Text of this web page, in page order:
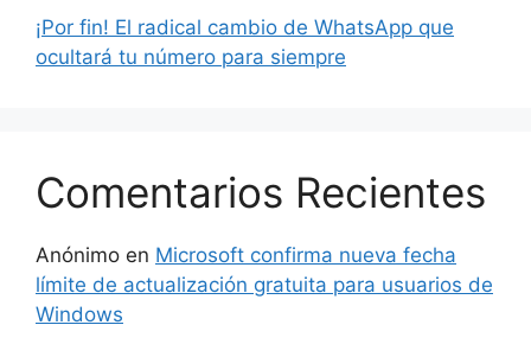
¡Por fin! El radical cambio de WhatsApp que
ocultará tu número para siempre
Comentarios Recientes
Anónimo en Microsoft confirma nueva fecha
límite de actualización gratuita para usuarios de
Windows